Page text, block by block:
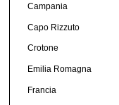
Campania
Capo Rizzuto
Crotone
Emilia Romagna
Francia